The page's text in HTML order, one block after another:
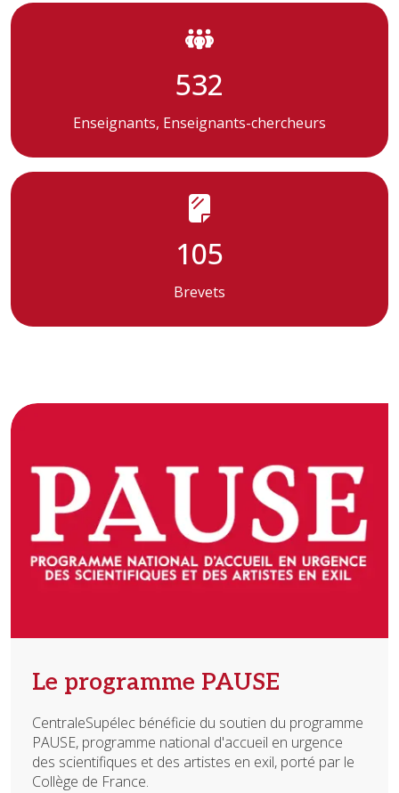
532
Enseignants, Enseignants-chercheurs
105
Brevets
Image
Le programme PAUSE
CentraleSupélec bénéficie du soutien du programme
PAUSE, programme national d'accueil en urgence
des scientifiques et des artistes en exil, porté par le
Collège de France.